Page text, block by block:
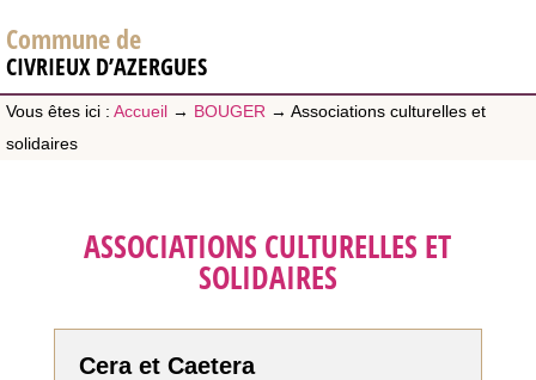
Commune de
CIVRIEUX D’AZERGUES
Vous êtes ici : Accueil → BOUGER → Associations culturelles et
solidaires
ASSOCIATIONS CULTURELLES ET
SOLIDAIRES
Cera et Caetera